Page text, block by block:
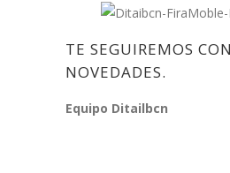
TE SEGUIREMOS
NOVEDADES.
Equipo Ditailbcn